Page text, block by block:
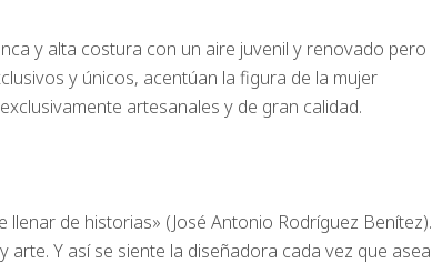
y alta costura con un aire juvenil y renovado pero
y únicos, acentúan la figura de la mujer
artesanales y de gran calidad.
de historias» (José Antonio Rodríguez Benítez).
Y así se siente la diseñadora cada vez que asea